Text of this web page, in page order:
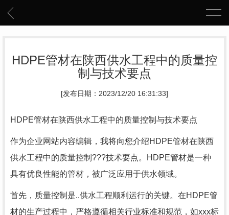
HDPE管材在陕西供水工程中的质量控
制与技术要点
[发布日期：2023/12/20 16:31:33]
HDPE管材在陕西供水工程中的质量控制与技术要点
作为企业网站内容编辑，我将向您介绍HDPE管材在陕西
供水工程中的质量控制???技术要点。HDPE管材是一种
具有优良性能的管材，被广泛应用于供水领域。
首先，质量控制是..供水工程顺利运行的关键。在HDPE管
材的生产过程中，严格遵循相关行业标准和规范，如xxx标